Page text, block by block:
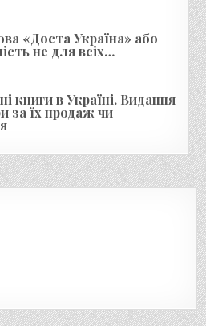
«Доста Україна» або
не для всіх…
книги в Україні. Видання
за їх продаж чи